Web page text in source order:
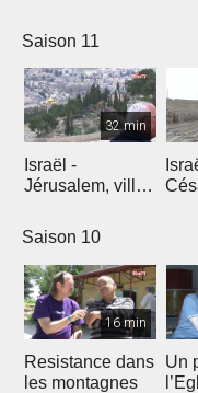
Saison 11
32 min
Israël -
Jérusalem, ville
Saison 10
16 min
Resistance dans
les montagnes
Un